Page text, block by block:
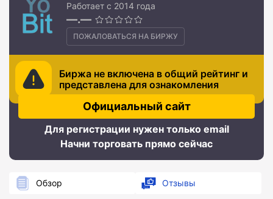
Работает с 2014 года
—.—
ПОЖАЛОВАТЬСЯ НА БИРЖУ
Биржа не включена в общий рейтинг и
представлена для ознакомления
Официальный сайт
Для регистрации нужен только email
Начни торговать прямо сейчас
Обзор Отзывы